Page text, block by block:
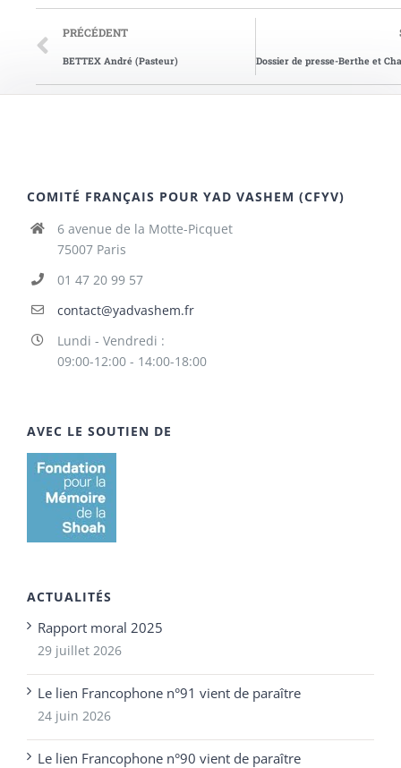
PRÉCÉDENT
BETTEX André (Pasteur)
COMITÉ FRANÇAIS POUR YAD VASHEM (CFYV)
6 avenue de la Motte-Picquet
75007 Paris
01 47 20 99 57
contact@yadvashem.fr
Lundi - Vendredi :
09:00-12:00 - 14:00-18:00
AVEC LE SOUTIEN DE
ACTUALITÉS
Rapport moral 2025
29 juillet 2026
Le lien Francophone n°91 vient de paraître
24 juin 2026
Le lien Francophone n°90 vient de paraître